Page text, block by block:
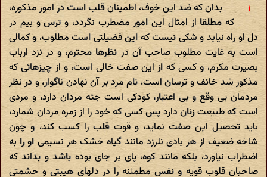
بدان که ضد این خوف، اطمینان قلب است در امور مذکوره،
که مطلقا از امثال این امور مضطرب نگردد، و ترس و بیم در
دل او راه نیابد و شکی نیست که این فضیلتی است مطلوب، و کمالی
است به غایت مطلوب صاحب آن در نظرها محترم، و در نزد ارباب
بصیرت مکرم، و کسی که از این صفت خالی است، و از چیزهائی که
مذکور شد خائف و ترسان است، نام مرد بر آن نهادن ناگوار، و در نظر
مردمان بی وقع و بی اعتبار، کودکی است جثه مردان دارد، و مردی
است که طبیعت زنان دارد پس کسی که خود را از زمره مردان شمارد،
باید تحصیل این صفت نماید، و قوت قلب را کسب کند، و چون
شاخه ضعیف از هر بادی نلرزد مانند گیاه خشک هر نسیمی او را به
اضطراب نیاورد، بلکه مانند کوه، پای بر جای بوده باشد و بداند که
صاحبان قلوب قویه و نفس مطمئنه را در دلهای هیبتی و حشمتی